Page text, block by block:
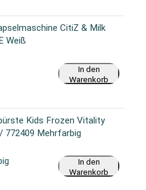
CitiZ & Milk
Weiß
In den
Warenkorb
Kids Frozen Vitality
772409 Mehrfarbig
In den
Warenkorb